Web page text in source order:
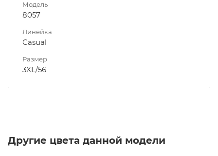
Другие цвета данной модели
Модель
8057
Линейка
Casual
Размер
3XL/56